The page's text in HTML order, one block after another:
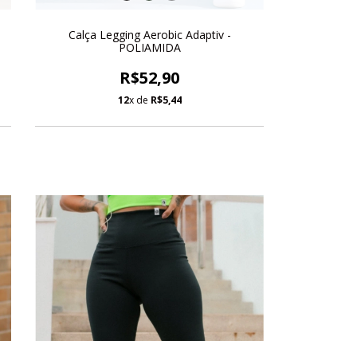
Calça Legging Aerobic Adaptiv -
POLIAMIDA
R$52,90
12x de R$5,44